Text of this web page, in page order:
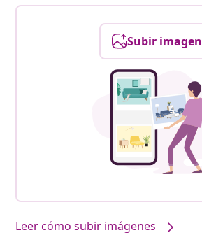
Subir imagen
Leer cómo subir imágenes